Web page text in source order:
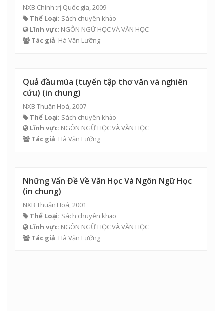
NXB Chính trị Quốc gia, 2009
Thể Loại: Sách chuyên khảo
Lĩnh vực: NGÔN NGỮ HỌC VÀ VĂN HỌC
Tác giả: Hà Văn Lưỡng
Quả đầu mùa (tuyển tập thơ văn và nghiên
cứu) (in chung)
NXB Thuận Hoá, 2007
Thể Loại: Sách chuyên khảo
Lĩnh vực: NGÔN NGỮ HỌC VÀ VĂN HỌC
Tác giả: Hà Văn Lưỡng
Những Vấn Đề Về Văn Học Và Ngôn Ngữ Học
(in chung)
NXB Thuận Hoá, 2001
Thể Loại: Sách chuyên khảo
Lĩnh vực: NGÔN NGỮ HỌC VÀ VĂN HỌC
Tác giả: Hà Văn Lưỡng